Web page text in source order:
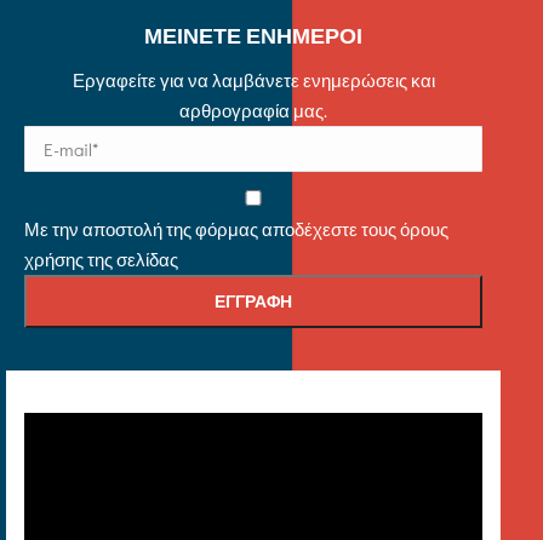
ΜΕΙΝΕΤΕ ΕΝΗΜΕΡΟΙ
Εργαφείτε για να λαμβάνετε ενημερώσεις και
αρθρογραφία μας.
Με την αποστολή της φόρμας αποδέχεστε τους όρους
χρήσης της σελίδας